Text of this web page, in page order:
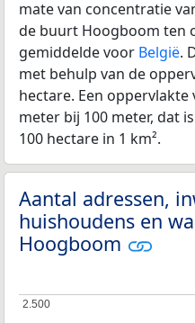
mate van concentratie
de buurt Hoogboom ten
gemiddelde voor België.
met behulp van de
hectare. Een oppervlakte
meter bij 100 meter, dat
100 hectare in 1 km².
Aantal adressen,
huishoudens en
Hoogboom
2.500
2.500